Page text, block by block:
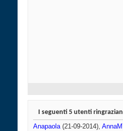
I seguenti 5 utenti
Anapaola(21-09-2014),